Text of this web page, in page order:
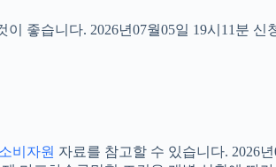
좋습니다. 2026년07월05일 19시11분
비자원 자료를 참고할 수 있습니다. 2026